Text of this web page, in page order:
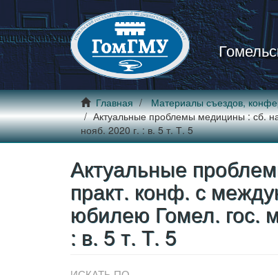
Главная Материалы съездов,
Актуальные проблемы медицины : сб.
нояб. 2020 г. : в. 5 т. Т. 5
Актуальные
практ. конф. с
юбилею Гомел. гос.
: в. 5 т. Т. 5